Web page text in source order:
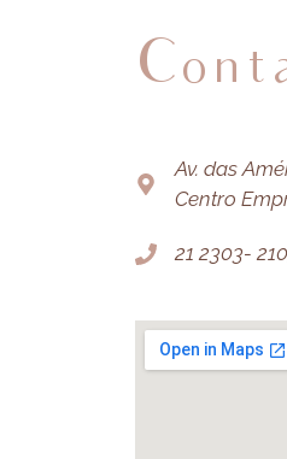
Av. das
Centro
21 2303-